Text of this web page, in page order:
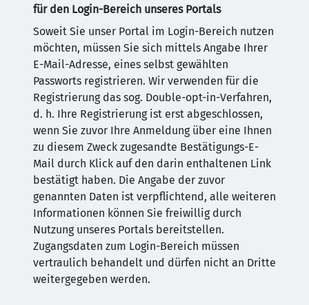
für den Login-Bereich unseres Portals
Soweit Sie unser Portal im Login-Bereich nutzen
möchten, müssen Sie sich mittels Angabe Ihrer
E-Mail-Adresse, eines selbst gewählten
Passworts registrieren. Wir verwenden für die
Registrierung das sog. Double-opt-in-Verfahren,
d. h. Ihre Registrierung ist erst abgeschlossen,
wenn Sie zuvor Ihre Anmeldung über eine Ihnen
zu diesem Zweck zugesandte Bestätigungs-E-
Mail durch Klick auf den darin enthaltenen Link
bestätigt haben. Die Angabe der zuvor
genannten Daten ist verpflichtend, alle weiteren
Informationen können Sie freiwillig durch
Nutzung unseres Portals bereitstellen.
Zugangsdaten zum Login-Bereich müssen
vertraulich behandelt und dürfen nicht an Dritte
weitergegeben werden.